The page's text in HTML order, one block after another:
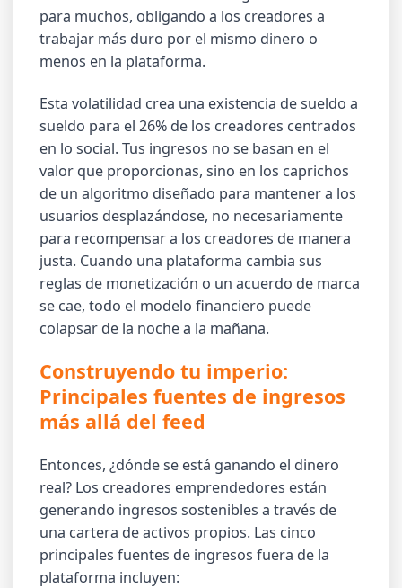
para muchos, obligando a los creadores a
trabajar más duro por el mismo dinero o
menos en la plataforma.
Esta volatilidad crea una existencia de sueldo a
sueldo para el 26% de los creadores centrados
en lo social. Tus ingresos no se basan en el
valor que proporcionas, sino en los caprichos
de un algoritmo diseñado para mantener a los
usuarios desplazándose, no necesariamente
para recompensar a los creadores de manera
justa. Cuando una plataforma cambia sus
reglas de monetización o un acuerdo de marca
se cae, todo el modelo financiero puede
colapsar de la noche a la mañana.
Construyendo tu imperio:
Principales fuentes de ingresos
más allá del feed
Entonces, ¿dónde se está ganando el dinero
real? Los creadores emprendedores están
generando ingresos sostenibles a través de
una cartera de activos propios. Las cinco
principales fuentes de ingresos fuera de la
plataforma incluyen: